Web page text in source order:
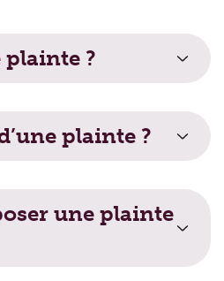
plainte ?
?
plainte ?
plainte ?
une plainte